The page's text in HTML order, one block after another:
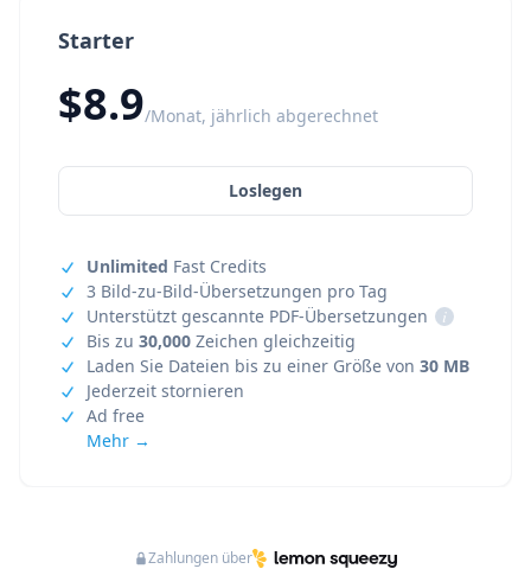
Starter
$8.9/Monat, jährlich abgerechnet
Loslegen
Unlimited Fast Credits
3 Bild-zu-Bild-Übersetzungen pro Tag
Unterstützt gescannte PDF-Übersetzungen
i
Bis zu 30,000 Zeichen gleichzeitig
Laden Sie Dateien bis zu einer Größe von 30 MB
Jederzeit stornieren
Ad free
Mehr →
Zahlungen über